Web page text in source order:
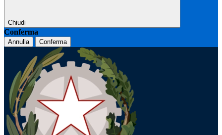
Chiudi
Conferma
Annulla Conferma